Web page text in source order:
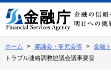
文
へ
動
ホーム 審議会・研究会等 金融
トラブル連絡調整協議会議事要旨